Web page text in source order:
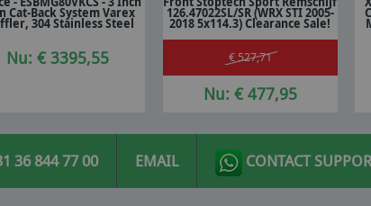
In winkelwagen
Cat-Back System Varex
304 Stainless Steel
Nu: € 3395,55
In winkelwagen
126.47022SL/SR (WRX STI 2005-
2018 5x114.3) Clearance Sale!
€ 527,71
Nu: € 477,95
36 844 77 00 EMAIL CONTACT